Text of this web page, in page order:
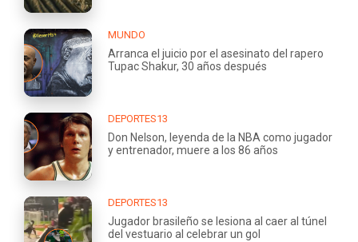
MUNDO
Arranca el juicio por el asesinato del rapero
Tupac Shakur, 30 años después
DEPORTES13
Don Nelson, leyenda de la NBA como jugador
y entrenador, muere a los 86 años
DEPORTES13
Jugador brasileño se lesiona al caer al túnel
del vestuario al celebrar un gol